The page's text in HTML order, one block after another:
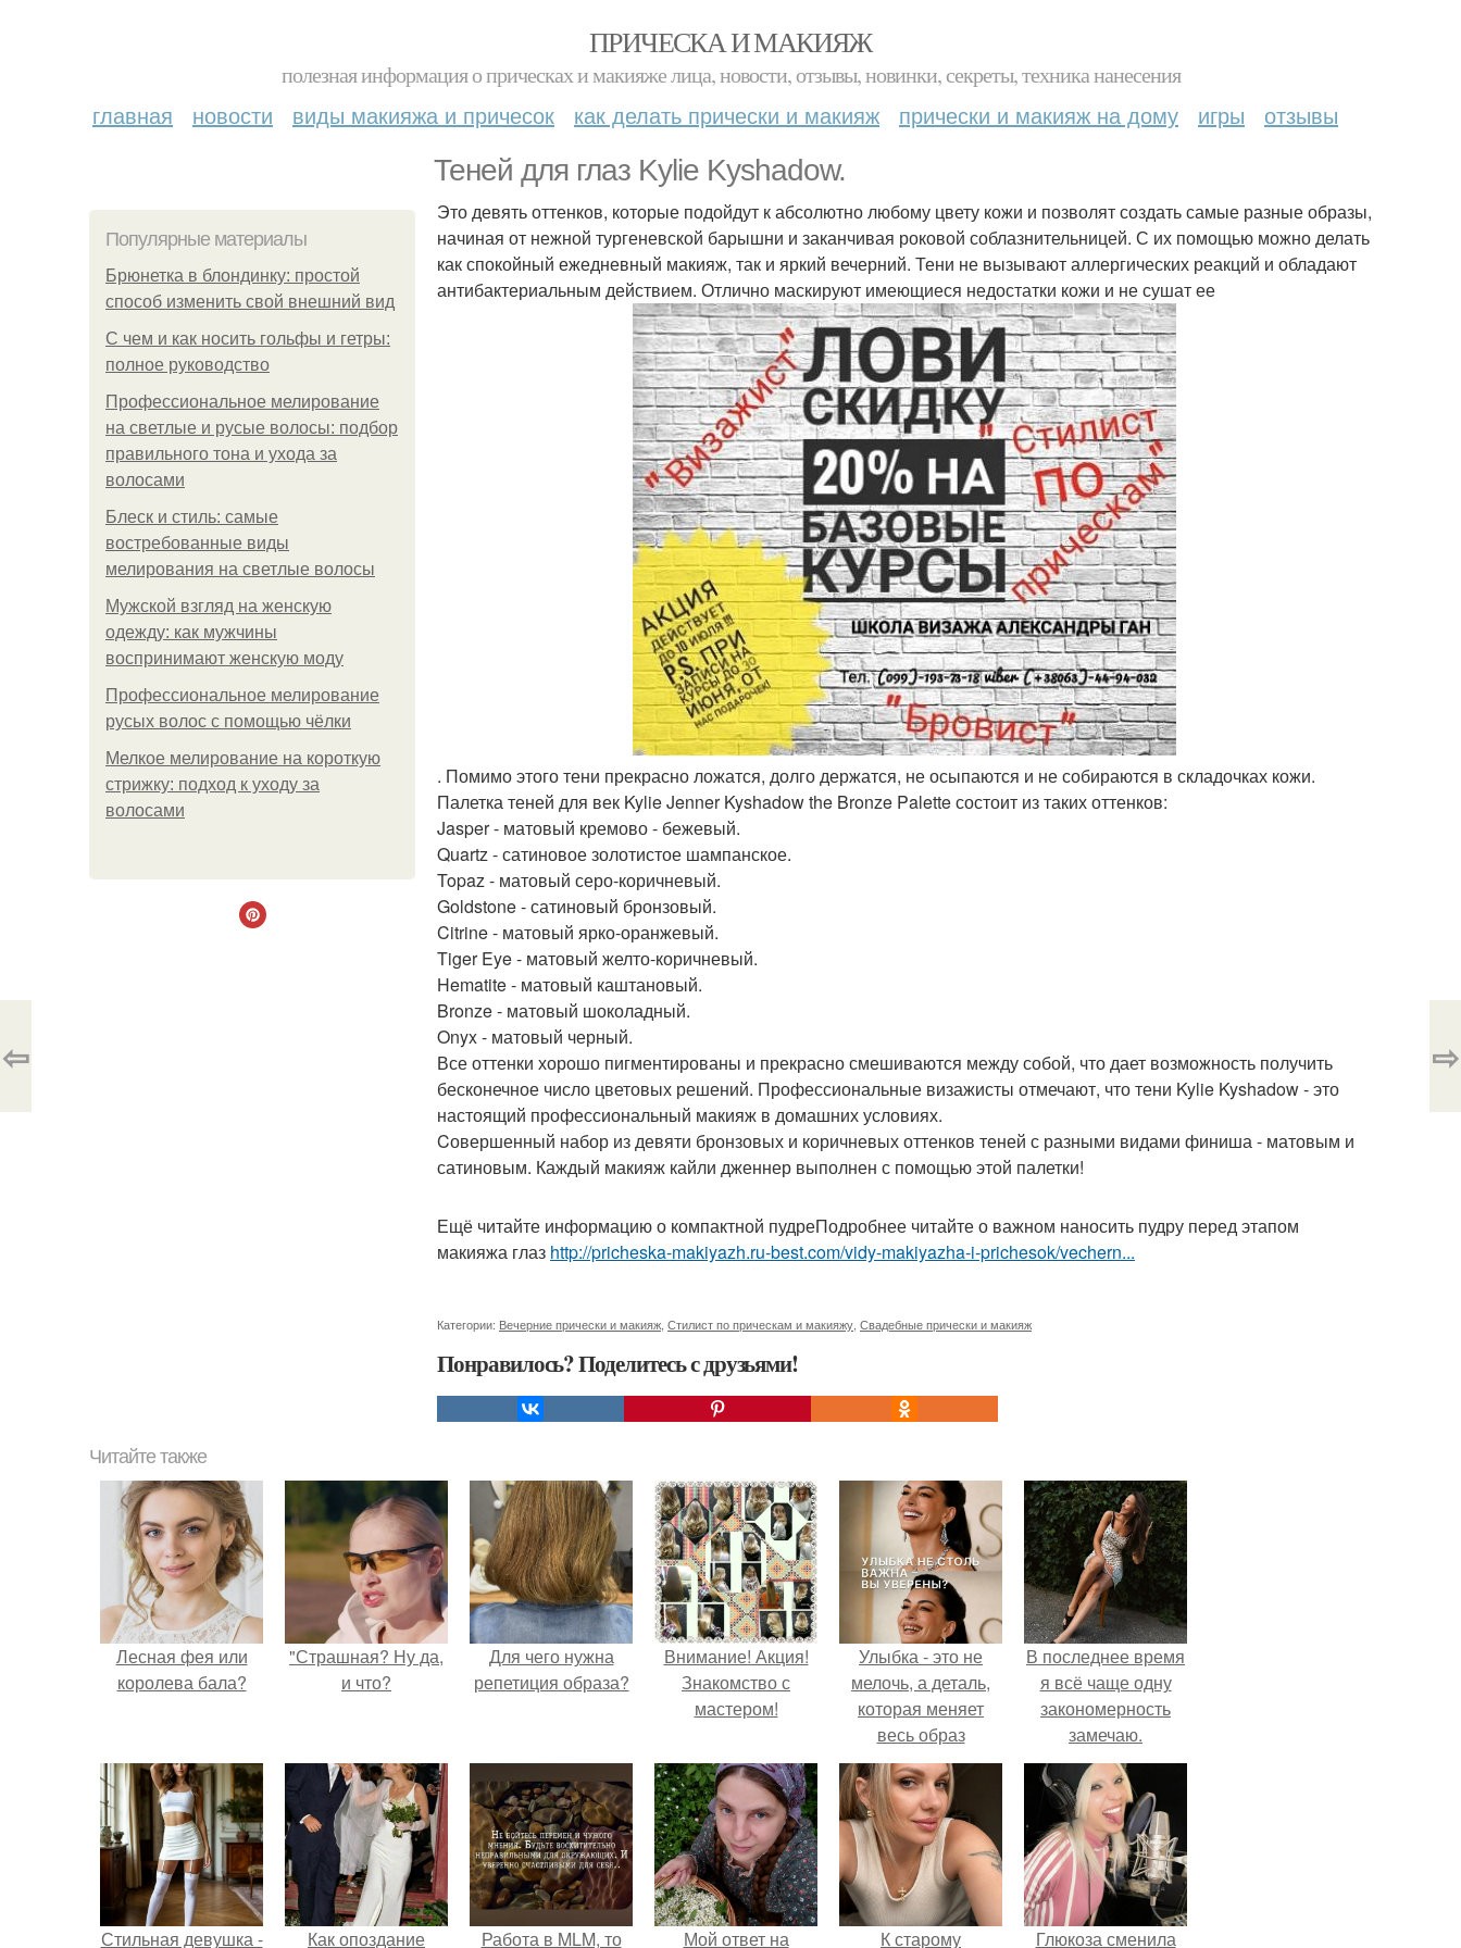
ПРИЧЕСКА И МАКИЯЖ
полезная информация о прическах и макияже лица, новости, отзывы, новинки, секреты, техника нанесения
главная новости виды макияжа и причесок как делать прически и макияж прически и макияж на дому игры отзывы
Теней для глаз Kylie Kyshadow.
Популярные материалы
Брюнетка в блондинку: простой
способ изменить свой внешний вид
С чем и как носить гольфы и гетры:
полное руководство
Профессиональное мелирование
на светлые и русые волосы: подбор
правильного тона и ухода за
волосами
Блеск и стиль: самые
востребованные виды
мелирования на светлые волосы
Мужской взгляд на женскую
одежду: как мужчины
воспринимают женскую моду
Профессиональное мелирование
русых волос с помощью чёлки
Мелкое мелирование на короткую
стрижку: подход к уходу за
волосами
Это девять оттенков, которые подойдут к абсолютно любому цвету кожи и позволят создать самые разные образы,
начиная от нежной тургеневской барышни и заканчивая роковой соблазнительницей. С их помощью можно делать
как спокойный ежедневный макияж, так и яркий вечерний. Тени не вызывают аллергических реакций и обладают
антибактериальным действием. Отлично маскируют имеющиеся недостатки кожи и не сушат ее
. Помимо этого тени прекрасно ложатся, долго держатся, не осыпаются и не собираются в складочках кожи.
Палетка теней для век Kylie Jenner Kyshadow the Bronze Palette состоит из таких оттенков:
Jasper - матовый кремово - бежевый.
Quartz - сатиновое золотистое шампанское.
Topaz - матовый серо-коричневый.
Goldstone - сатиновый бронзовый.
Citrine - матовый ярко-оранжевый.
Tiger Eye - матовый желто-коричневый.
Hematite - матовый каштановый.
Bronze - матовый шоколадный.
Onyx - матовый черный.
Все оттенки хорошо пигментированы и прекрасно смешиваются между собой, что дает возможность получить
бесконечное число цветовых решений. Профессиональные визажисты отмечают, что тени Kylie Kyshadow - это
настоящий профессиональный макияж в домашних условиях.
Cовершенный набор из девяти бронзовых и коричневых оттенков теней с разными видами финиша - матовым и
сатиновым. Каждый макияж кайли дженнер выполнен с помощью этой палетки!
Ещё читайте информацию о компактной пудреПодробнее читайте о важном наносить пудру перед этапом
макияжа глаз http://pricheska-makiyazh.ru-best.com/vidy-makiyazha-i-prichesok/vechern...
Категории: Вечерние прически и макияж Стилист по прическам и макияжу Свадебные прически и макияж
Понравилось? Поделитесь с друзьями!
⇦ ⇨
Читайте также
Лесная фея или
королева бала?
"Страшная? Ну да,
и что?
Для чего нужна
репетиция образа?
Внимание! Акция!
Знакомство с
мастером!
Улыбка - это не
мелочь, а деталь,
которая меняет
весь образ
человека.
В последнее время
я всё чаще одну
закономерность
замечаю.
Стильная девушка - Как опоздание Работа в MLM, то Мой ответ на К старому Глюкоза сменила